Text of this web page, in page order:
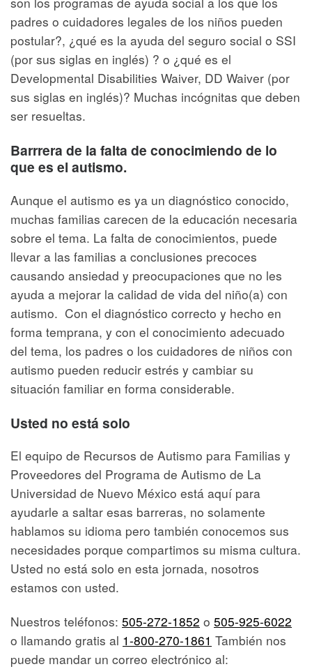
padres o cuidadores legales de los niños pueden
postular?, ¿qué es la ayuda del seguro social o SSI
(por sus siglas en inglés) ? o ¿qué es el
Developmental Disabilities Waiver, DD Waiver (por
sus siglas en inglés)? Muchas incógnitas que deben
ser resueltas.
Barrrera de la falta de conocimiendo de lo
que es el autismo.
Aunque el autismo es ya un diagnóstico conocido,
muchas familias carecen de la educación necesaria
sobre el tema. La falta de conocimientos, puede
llevar a las familias a conclusiones precoces
causando ansiedad y preocupaciones que no les
ayuda a mejorar la calidad de vida del niño(a) con
autismo. Con el diagnóstico correcto y hecho en
forma temprana, y con el conocimiento adecuado
del tema, los padres o los cuidadores de niños con
autismo pueden reducir estrés y cambiar su
situación familiar en forma considerable.
Usted no está solo
El equipo de Recursos de Autismo para Familias y
Proveedores del Programa de Autismo de La
Universidad de Nuevo México está aquí para
ayudarle a saltar esas barreras, no solamente
hablamos su idioma pero también conocemos sus
necesidades porque compartimos su misma cultura.
Usted no está solo en esta jornada, nosotros
estamos con usted.
Nuestros teléfonos: 505-272-1852 o 505-925-6022
o llamando gratis al 1-800-270-1861 También nos
puede mandar un correo electrónico al: